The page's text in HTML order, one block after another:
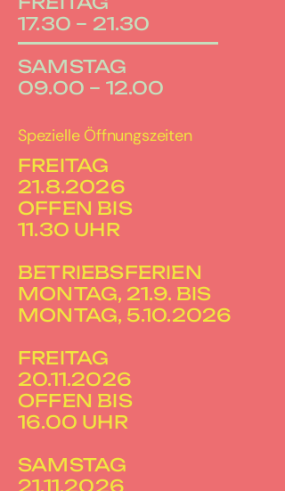
17.30 – 21.30
SAMSTAG
09.00 – 12.00
Spezielle Öffnungszeiten
FREITAG
21.8.2026
OFFEN BIS
11.30 UHR
BETRIEBSFERIEN
MONTAG, 21.9. BIS
MONTAG, 5.10.2026
FREITAG
20.11.2026
OFFEN BIS
16.00 UHR
SAMSTAG
21.11.2026